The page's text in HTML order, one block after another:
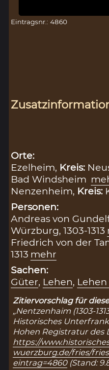
Eintragsnr.: 4860
Orte:
Ezelheim, Kreis:
Bad Windsheim
Nenzenheim, Kreis:
Personen:
Andreas von
Würzburg, 1303-1313
Friedrich von der
1313 mehr
Sachen:
Güter, Lehen,
Zitiervorschlag für
„Nentzenhaim (1303-
Historisches
Hohen Registratur des
https://
wuerzburg.de/fries/
eintrag=4860(Stand: